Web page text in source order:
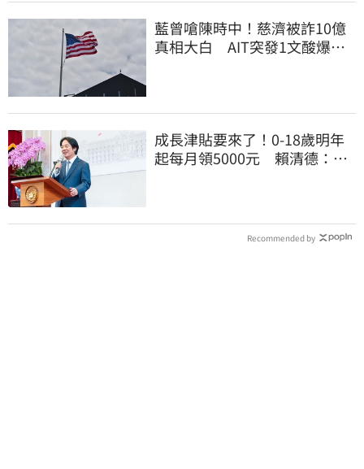
藍曾嗆陳時中！慈濟被詐10億
真相大白 AIT突發1文酸爆…
成長津貼要來了！0-18歲明年
起每月領5000元 賴清德：此
Recommended by